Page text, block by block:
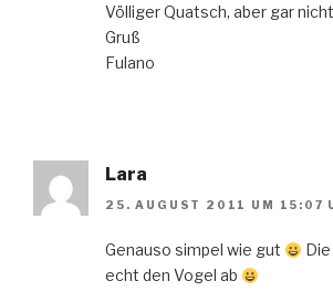
Völliger Quatsch, aber gar
Gruß
Fulano
Lara
25. AUGUST 2011 UM 15:07
Genauso simpel wie gut
echt den Vogel ab